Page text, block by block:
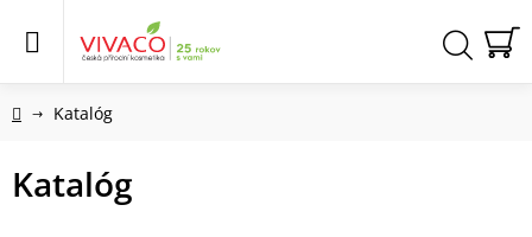
DomovKatalóg
Katalóg